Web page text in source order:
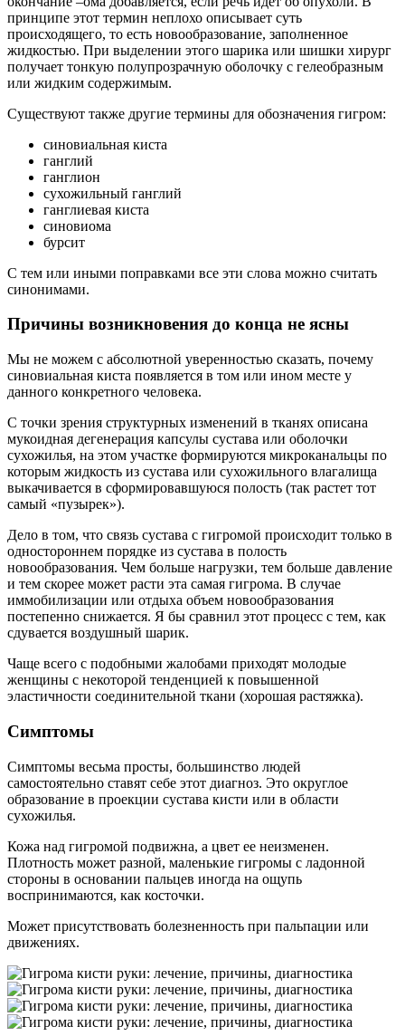
принципе этот термин неплохо описывает суть
происходящего, то есть новообразование, заполненное
жидкостью. При выделении этого шарика или шишки хирург
получает тонкую полупрозрачную оболочку с гелеобразным
или жидким содержимым.
Существуют также другие термины для обозначения гигром:
синовиальная киста
ганглий
ганглион
сухожильный ганглий
ганглиевая киста
синовиома
бурсит
С тем или иными поправками все эти слова можно считать
синонимами.
Причины возникновения до конца не ясны
Мы не можем с абсолютной уверенностью сказать, почему
синовиальная киста появляется в том или ином месте у
данного конкретного человека.
С точки зрения структурных изменений в тканях описана
мукоидная дегенерация капсулы сустава или оболочки
сухожилья, на этом участке формируются микроканальцы по
которым жидкость из сустава или сухожильного влагалища
выкачивается в сформировавшуюся полость (так растет тот
самый «пузырек»).
Дело в том, что связь сустава с гигромой происходит только в
одностороннем порядке из сустава в полость
новообразования. Чем больше нагрузки, тем больше давление
и тем скорее может расти эта самая гигрома. В случае
иммобилизации или отдыха объем новообразования
постепенно снижается. Я бы сравнил этот процесс с тем, как
сдувается воздушный шарик.
Чаще всего с подобными жалобами приходят молодые
женщины с некоторой тенденцией к повышенной
эластичности соединительной ткани (хорошая растяжка).
Симптомы
Симптомы весьма просты, большинство людей
самостоятельно ставят себе этот диагноз. Это округлое
образование в проекции сустава кисти или в области
сухожилья.
Кожа над гигромой подвижна, а цвет ее неизменен.
Плотность может разной, маленькие гигромы с ладонной
стороны в основании пальцев иногда на ощупь
воспринимаются, как косточки.
Может присутствовать болезненность при пальпации или
движениях.